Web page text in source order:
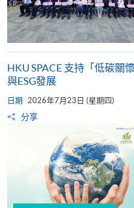
HKU SPACE 支持「低碳關
與ESG發展
日期 2026年7月23日 (星期四)
分享